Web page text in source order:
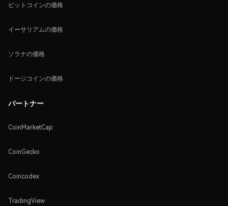
ビットコインの価格
イーサリアムの価格
ソラナの価格
ドージコインの価格
パートナー
CoinMarketCap
CoinGecko
Coincodex
TradingView